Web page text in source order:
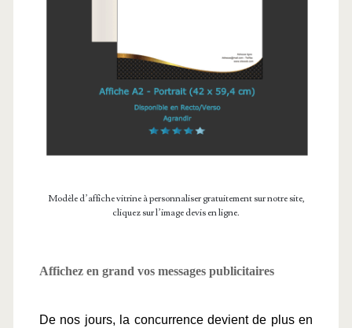
Modèle d’affiche vitrine à personnaliser gratuitement sur notre site,
cliquez sur l’image devis en ligne.
Affichez en grand vos messages publicitaires
De nos jours, la concurrence devient de plus en